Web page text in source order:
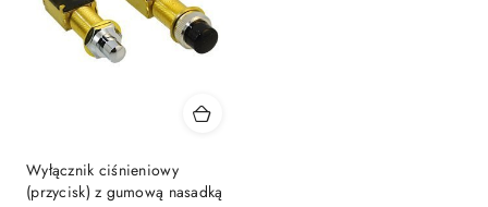
Wyłącznik ciśnieniowy
(przycisk) z gumową nasadką